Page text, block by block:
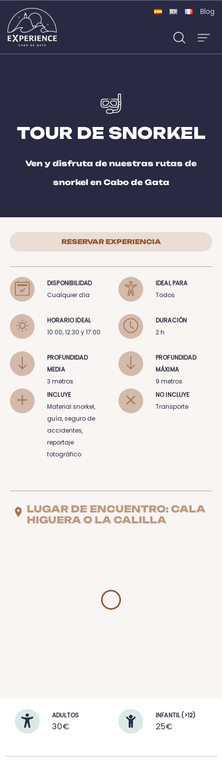
Blog
TOUR DE SNORKEL
Ven y disfruta de nuestras rutas de
snorkel en Cabo de Gata
RESERVAR EXPERIENCIA
DISPONIBILIDAD
Cualquier día
IDEAL PARA
Todos
HORARIO IDEAL
10:00, 12:30 y 17:00
DURACIÓN
2 h
PROFUNDIDAD
MEDIA
3 metros
PROFUNDIDAD
MÁXIMA
9 metros
INCLUYE
Material snorkel,
guía, seguro de
accidentes,
reportaje
fotográfico
NO INCLUYE
Transporte
LUGAR DE ENCUENTRO: CALA
HIGUERA O LA CALILLA
ADULTOS
30€
INFANTIL (>12)
25€